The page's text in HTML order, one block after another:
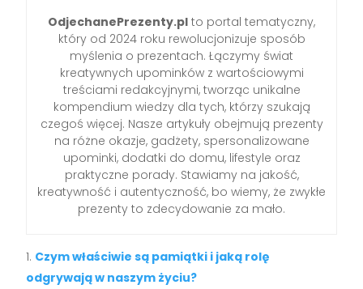
OdjechanePrezenty.pl to portal tematyczny,
który od 2024 roku rewolucjonizuje sposób
myślenia o prezentach. Łączymy świat
kreatywnych upominków z wartościowymi
treściami redakcyjnymi, tworząc unikalne
kompendium wiedzy dla tych, którzy szukają
czegoś więcej. Nasze artykuły obejmują prezenty
na różne okazje, gadżety, spersonalizowane
upominki, dodatki do domu, lifestyle oraz
praktyczne porady. Stawiamy na jakość,
kreatywność i autentyczność, bo wiemy, że zwykłe
prezenty to zdecydowanie za mało.
Czym właściwie są pamiątki i jaką rolę
odgrywają w naszym życiu?